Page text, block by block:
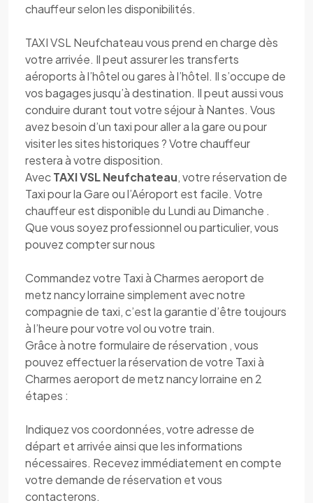
chauffeur selon les disponibilités.
TAXI VSL Neufchateau vous prend en charge dès
votre arrivée. Il peut assurer les transferts
aéroports à l’hôtel ou gares à l’hôtel. Il s’occupe de
vos bagages jusqu’à destination. Il peut aussi vous
conduire durant tout votre séjour à Nantes. Vous
avez besoin d’un taxi pour aller a la gare ou pour
visiter les sites historiques ? Votre chauffeur
restera à votre disposition.
AvecTAXI VSL Neufchateau, votre réservation de
Taxi pour la Gare ou l’Aéroport est facile. Votre
chauffeur est disponible du Lundi au Dimanche .
Que vous soyez professionnel ou particulier, vous
pouvez compter sur nous
Commandez votre Taxi à Charmes aeroport de
metz nancy lorraine simplement avec notre
compagnie de taxi, c’est la garantie d’être toujours
à l’heure pour votre vol ou votre train.
Grâce à notre formulaire de réservation , vous
pouvez effectuer la réservation de votre Taxi à
Charmes aeroport de metz nancy lorraine en 2
étapes :
Indiquez vos coordonnées, votre adresse de
départ et arrivée ainsi que les informations
nécessaires. Recevez immédiatement en compte
votre demande de réservation et vous
contacterons.